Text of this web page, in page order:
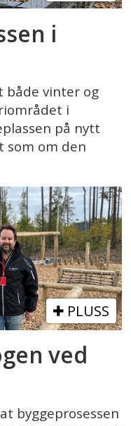
i
både vinter og
i
på nytt
som om den
PLUSS
ved
byggeprosessen